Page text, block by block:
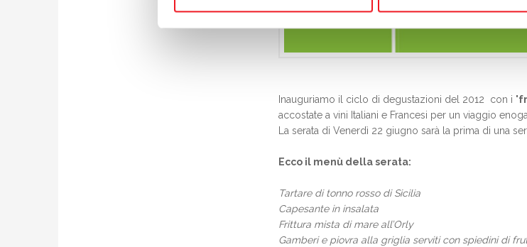
Inauguriamo il ciclo di degustazioni del 2012 con i "
accostate a vini Italiani e Francesi per un viaggio
La serata di Venerdì 22 giugno sarà la prima di una
Ecco il menù della serata:
Tartare di tonno rosso di Sicilia
Capesante in insalata
Frittura mista di mare all’Orly
Gamberi e piovra alla griglia serviti con spiedini di